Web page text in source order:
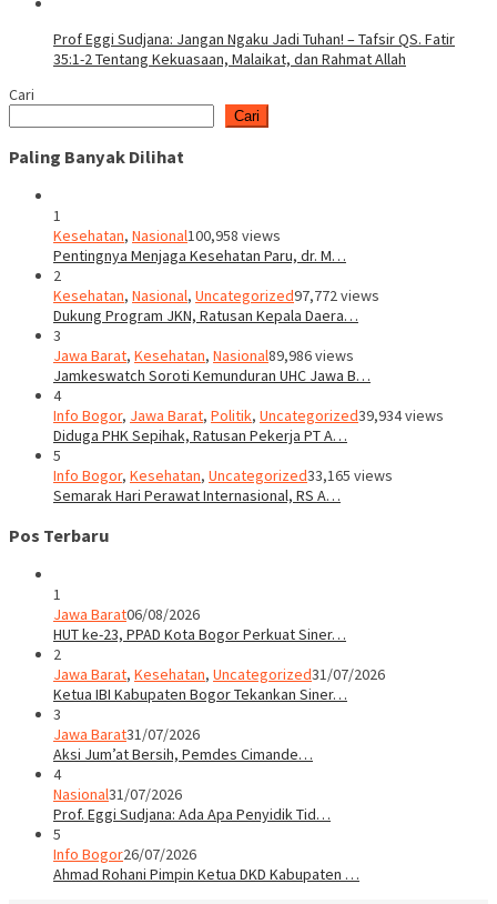
Prof Eggi Sudjana: Jangan Ngaku Jadi Tuhan! – Tafsir QS. Fatir
35:1-2 Tentang Kekuasaan, Malaikat, dan Rahmat Allah
Cari
Cari
Paling Banyak Dilihat
1
Kesehatan, Nasional100,958 views
Pentingnya Menjaga Kesehatan Paru, dr. M…
2
Kesehatan, Nasional, Uncategorized97,772 views
Dukung Program JKN, Ratusan Kepala Daera…
3
Jawa Barat, Kesehatan, Nasional89,986 views
Jamkeswatch Soroti Kemunduran UHC Jawa B…
4
Info Bogor, Jawa Barat, Politik, Uncategorized39,934 views
Diduga PHK Sepihak, Ratusan Pekerja PT A…
5
Info Bogor, Kesehatan, Uncategorized33,165 views
Semarak Hari Perawat Internasional, RS A…
Pos Terbaru
1
Jawa Barat06/08/2026
HUT ke-23, PPAD Kota Bogor Perkuat Siner…
2
Jawa Barat, Kesehatan, Uncategorized31/07/2026
Ketua IBI Kabupaten Bogor Tekankan Siner…
3
Jawa Barat31/07/2026
Aksi Jum’at Bersih, Pemdes Cimande…
4
Nasional31/07/2026
Prof. Eggi Sudjana: Ada Apa Penyidik Tid…
5
Info Bogor26/07/2026
Ahmad Rohani Pimpin Ketua DKD Kabupaten …